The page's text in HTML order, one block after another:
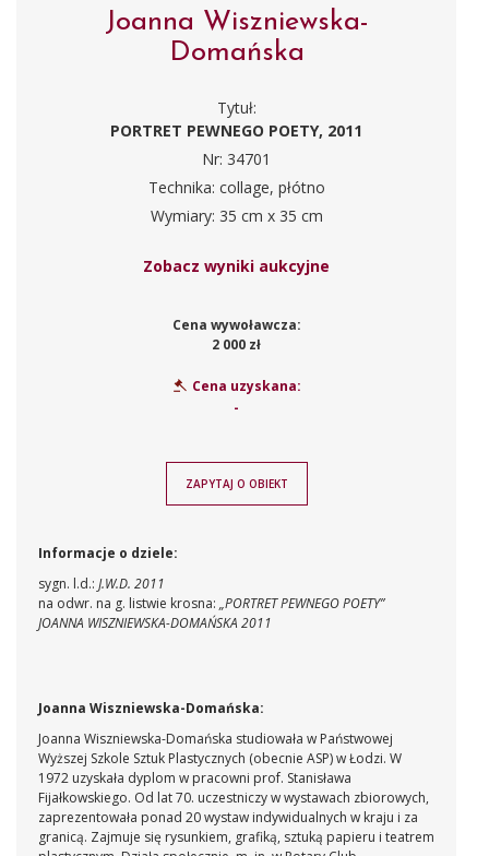
Joanna Wiszniewska-
Domańska
Tytuł:
PORTRET PEWNEGO POETY, 2011
Nr: 34701
Technika: collage, płótno
Wymiary: 35 cm x 35 cm
Zobacz wyniki aukcyjne
Cena wywoławcza:
2 000 zł
Cena uzyskana:
-
ZAPYTAJ O OBIEKT
Informacje o dziele:
sygn. l.d.: J.W.D. 2011
na odwr. na g. listwie krosna: „PORTRET PEWNEGO POETY”
JOANNA WISZNIEWSKA-DOMAŃSKA 2011
Joanna Wiszniewska-Domańska:
Joanna Wiszniewska-Domańska studiowała w Państwowej
Wyższej Szkole Sztuk Plastycznych (obecnie ASP) w Łodzi. W
1972 uzyskała dyplom w pracowni prof. Stanisława
Fijałkowskiego. Od lat 70. uczestniczy w wystawach zbiorowych,
zaprezentowała ponad 20 wystaw indywidualnych w kraju i za
granicą. Zajmuje się rysunkiem, grafiką, sztuką papieru i teatrem